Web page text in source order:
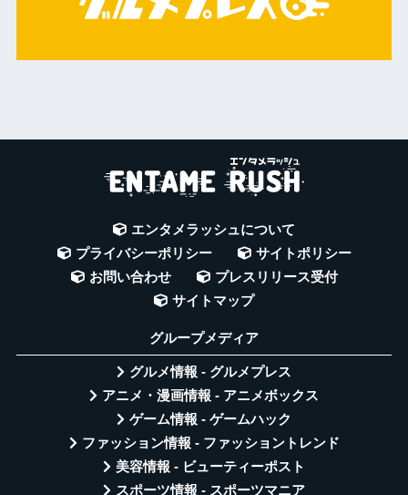
エンタメラッシュについて
プライバシーポリシー
サイトポリシー
お問い合わせ
プレスリリース受付
サイトマップ
グループメディア
グルメ情報 - グルメプレス
アニメ・漫画情報 - アニメボックス
ゲーム情報 - ゲームハック
ファッション情報 - ファッショントレンド
美容情報 - ビューティーポスト
スポーツ情報 - スポーツマニア